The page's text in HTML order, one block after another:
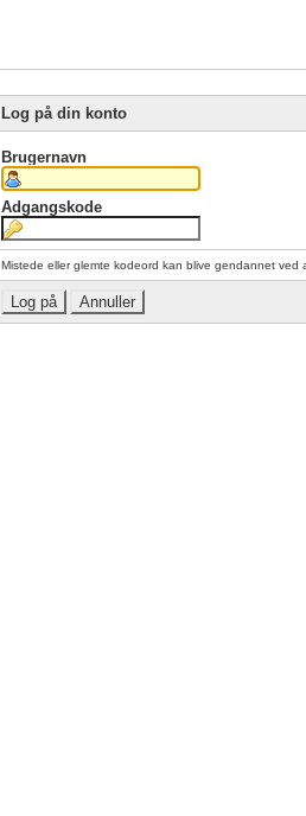
Log på din konto
Brugernavn
Adgangskode
Mistede eller glemte kodeord kan blive gendannet ved